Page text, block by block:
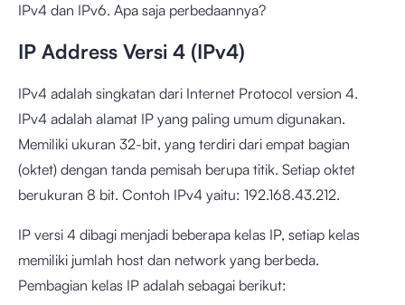
IPv4 dan IPv6. Apa saja perbedaannya?
IP Address Versi 4 (IPv4)
IPv4 adalah singkatan dari Internet Protocol version 4.
IPv4 adalah alamat IP yang paling umum digunakan.
Memiliki ukuran 32-bit, yang terdiri dari empat bagian
(oktet) dengan tanda pemisah berupa titik. Setiap oktet
berukuran 8 bit. Contoh IPv4 yaitu: 192.168.43.212.
IP versi 4 dibagi menjadi beberapa kelas IP, setiap kelas
memiliki jumlah host dan network yang berbeda.
Pembagian kelas IP adalah sebagai berikut: